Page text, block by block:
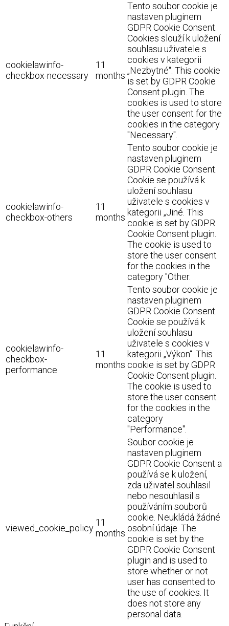
cookielawinfo-
checkbox-necessary
11
months
Tento soubor cookie je
nastaven pluginem
GDPR Cookie Consent.
Cookies slouží k uložení
souhlasu uživatele s
cookies v kategorii
„Nezbytné“. This cookie
is set by GDPR Cookie
Consent plugin. The
cookies is used to store
the user consent for the
cookies in the category
"Necessary".
cookielawinfo-
checkbox-others
11
months
Tento soubor cookie je
nastaven pluginem
GDPR Cookie Consent.
Cookie se používá k
uložení souhlasu
uživatele s cookies v
kategorii „Jiné. This
cookie is set by GDPR
Cookie Consent plugin.
The cookie is used to
store the user consent
for the cookies in the
category "Other.
cookielawinfo-
checkbox-
performance
11
months
Tento soubor cookie je
nastaven pluginem
GDPR Cookie Consent.
Cookie se používá k
uložení souhlasu
uživatele s cookies v
kategorii „Výkon“. This
cookie is set by GDPR
Cookie Consent plugin.
The cookie is used to
store the user consent
for the cookies in the
category
"Performance".
viewed_cookie_policy
11
months
Soubor cookie je
nastaven pluginem
GDPR Cookie Consent a
používá se k uložení,
zda uživatel souhlasil
nebo nesouhlasil s
používáním souborů
cookie. Neukládá žádné
osobní údaje. The
cookie is set by the
GDPR Cookie Consent
plugin and is used to
store whether or not
user has consented to
the use of cookies. It
does not store any
personal data.